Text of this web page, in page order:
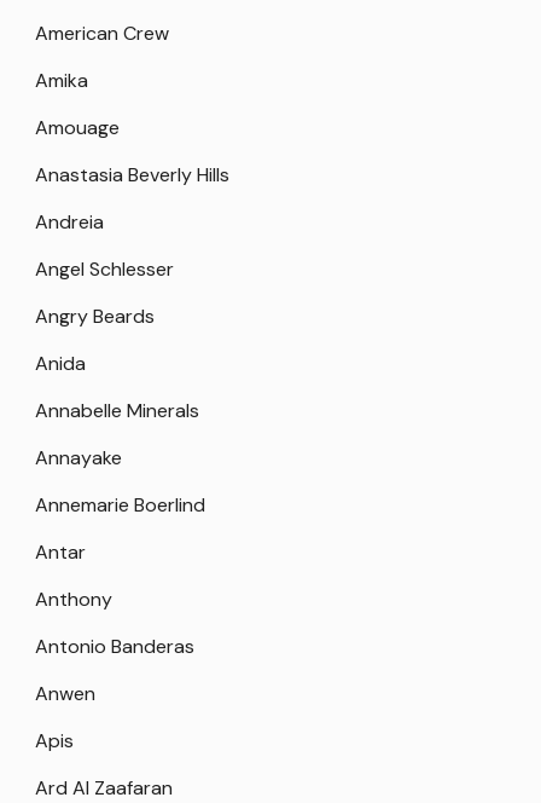
American Crew
Amika
Amouage
Anastasia Beverly Hills
Andreia
Angel Schlesser
Angry Beards
Anida
Annabelle Minerals
Annayake
Annemarie Boerlind
Antar
Anthony
Antonio Banderas
Anwen
Apis
Ard Al Zaafaran